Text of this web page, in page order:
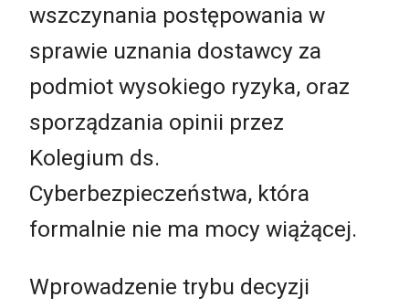
wszczynania postępowania w
sprawie uznania dostawcy za
podmiot wysokiego ryzyka, oraz
sporządzania opinii przez
Kolegium ds.
Cyberbezpieczeństwa, która
formalnie nie ma mocy wiążącej.
Wprowadzenie trybu decyzji